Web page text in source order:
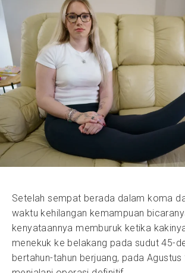
Setelah sempat berada dalam koma
waktu kehilangan kemampuan
kenyataannya memburuk ketika
menekuk ke belakang pada sudut 45-
bertahun-tahun berjuang, pada